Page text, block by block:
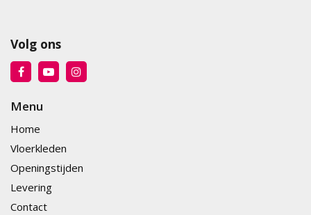
Volg ons
Menu
Home
Vloerkleden
Openingstijden
Levering
Contact